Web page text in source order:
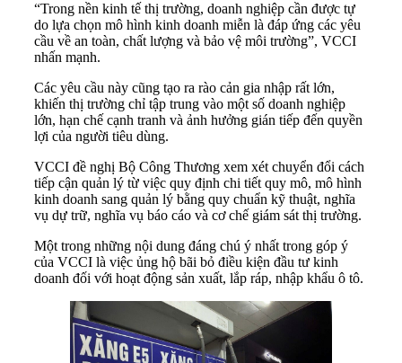
“Trong nền kinh tế thị trường, doanh nghiệp cần được tự
do lựa chọn mô hình kinh doanh miễn là đáp ứng các yêu
cầu về an toàn, chất lượng và bảo vệ môi trường”, VCCI
nhấn mạnh.
Các yêu cầu này cũng tạo ra rào cản gia nhập rất lớn,
khiến thị trường chỉ tập trung vào một số doanh nghiệp
lớn, hạn chế cạnh tranh và ảnh hưởng gián tiếp đến quyền
lợi của người tiêu dùng.
VCCI đề nghị Bộ Công Thương xem xét chuyển đổi cách
tiếp cận quản lý từ việc quy định chi tiết quy mô, mô hình
kinh doanh sang quản lý bằng quy chuẩn kỹ thuật, nghĩa
vụ dự trữ, nghĩa vụ báo cáo và cơ chế giám sát thị trường.
Một trong những nội dung đáng chú ý nhất trong góp ý
của VCCI là việc ủng hộ bãi bỏ điều kiện đầu tư kinh
doanh đối với hoạt động sản xuất, lắp ráp, nhập khẩu ô tô.